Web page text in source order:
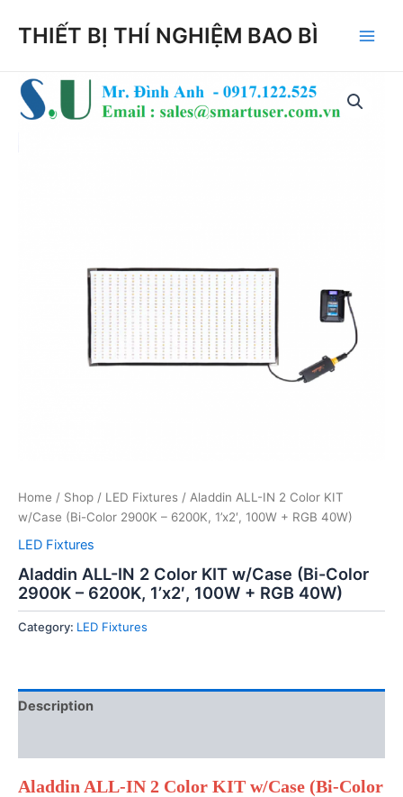
THIẾT BỊ THÍ NGHIỆM BAO BÌ
Home / Shop / LED Fixtures / Aladdin ALL-IN 2 Color KIT
w/Case (Bi-Color 2900K – 6200K, 1’x2′, 100W + RGB 40W)
LED Fixtures
Aladdin ALL-IN 2 Color KIT w/Case (Bi-Color
2900K – 6200K, 1’x2′, 100W + RGB 40W)
Category: LED Fixtures
Description
Aladdin ALL-IN 2 Color KIT w/Case (Bi-Color